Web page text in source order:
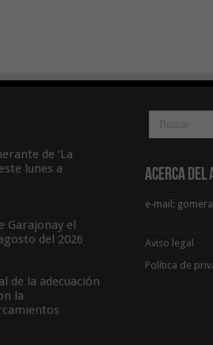
de ‘La
lunes a
Garajonay el
del 2026
de la adecuación
la
Acerca del
e-mail:
Aviso legal
Política de